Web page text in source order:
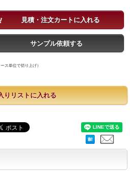
見積・注文カートに入れる
サンプル依頼する
ス単位で切り上げ）
りリストに入れる